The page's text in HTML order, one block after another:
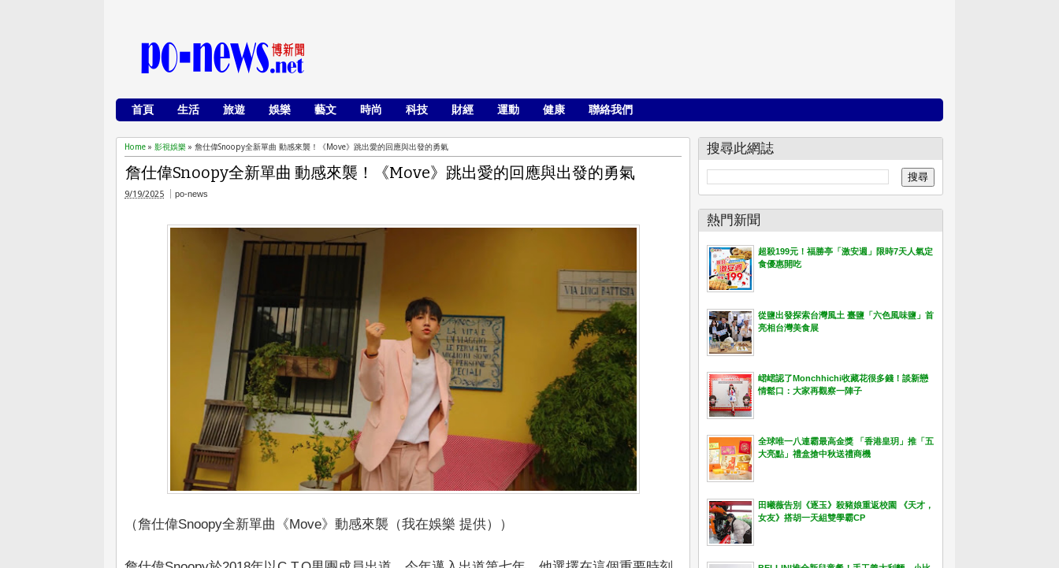
首頁 生活 旅遊 娛樂 藝文 時尚 科技 財經 運動 健康 聯絡我們
Home » 影視娛樂 » 詹仕偉Snoopy全新單曲 動感來襲！《Move》跳出愛的回應與出發的勇氣
詹仕偉Snoopy全新單曲 動感來襲！《Move》跳出愛的回應與出發的勇氣
9/19/2025 po-news
（詹仕偉Snoopy全新單曲《Move》動感來襲（我在娛樂 提供））
搜尋此網誌
熱門新聞
超殺199元！福勝亭「激安週」限時7天人氣定
食優惠開吃
從鹽出發探索台灣風土 臺鹽「六色風味鹽」首
亮相台灣美食展
峮峮認了Monchhichi收藏花很多錢！談新戀
情鬆口：大家再觀察一陣子
全球唯一八連霸最高金獎 「香港皇玥」推「五
大亮點」禮盒搶中秋送禮商機
田曦薇告別《逐玉》殺豬娘重返校園 《天才，
女友》搭胡一天組雙學霸CP